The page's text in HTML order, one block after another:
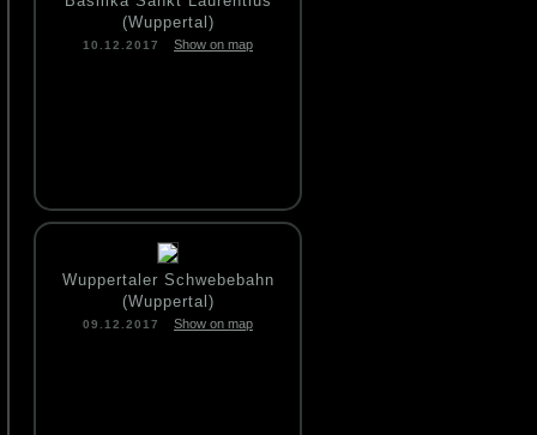
(Wuppertal)
10.12.2017 Show on map
Wuppertaler Schwebebahn
(Wuppertal)
09.12.2017 Show on map